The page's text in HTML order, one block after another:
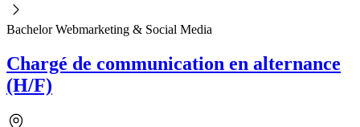
Bachelor Webmarketing & Social Media
Chargé de communication en alternance
(H/F)